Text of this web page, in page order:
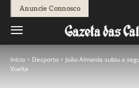
Anuncie Connosco
Início Desporto
João Almeida subiu a
Vuelta